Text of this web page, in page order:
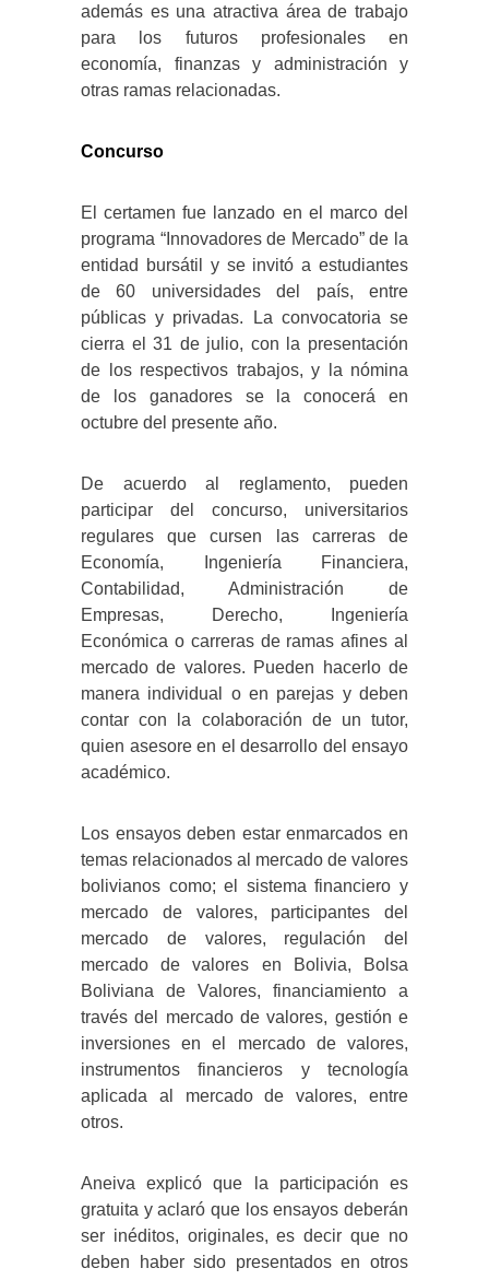
además es una atractiva área de trabajo
para los futuros profesionales en
economía, finanzas y administración y
otras ramas relacionadas.
Concurso
El certamen fue lanzado en el marco del
programa “Innovadores de Mercado” de la
entidad bursátil y se invitó a estudiantes
de 60 universidades del país, entre
públicas y privadas. La convocatoria se
cierra el 31 de julio, con la presentación
de los respectivos trabajos, y la nómina
de los ganadores se la conocerá en
octubre del presente año.
De acuerdo al reglamento, pueden
participar del concurso, universitarios
regulares que cursen las carreras de
Economía, Ingeniería Financiera,
Contabilidad, Administración de
Empresas, Derecho, Ingeniería
Económica o carreras de ramas afines al
mercado de valores. Pueden hacerlo de
manera individual o en parejas y deben
contar con la colaboración de un tutor,
quien asesore en el desarrollo del ensayo
académico.
Los ensayos deben estar enmarcados en
temas relacionados al mercado de valores
bolivianos como; el sistema financiero y
mercado de valores, participantes del
mercado de valores, regulación del
mercado de valores en Bolivia, Bolsa
Boliviana de Valores, financiamiento a
través del mercado de valores, gestión e
inversiones en el mercado de valores,
instrumentos financieros y tecnología
aplicada al mercado de valores, entre
otros.
Aneiva explicó que la participación es
gratuita y aclaró que los ensayos deberán
ser inéditos, originales, es decir que no
deben haber sido presentados en otros